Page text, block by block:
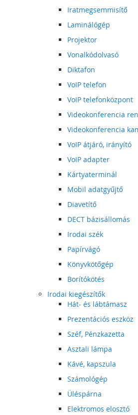
Iratmegsemmisítő
Laminálógép
Projektor
Vonalkódolvasó
Diktafon
VoIP telefon
VoIP telefonközpont
Videokonferencia
Videokonferencia
VoIP átjáró, irányító
VoIP adapter
Kártyaterminál
Mobil adatgyűjtő
Diavetítő
DECT bázisállomás
Irodai szék
Papírvágó
Könyvkötőgép
Borítókötés
Irodai kiegészítők
Hát- és lábtámasz
Prezentációs eszköz
Széf, Pénzkazetta
Asztali lámpa
Kávé, kapszula
Számológép
Üléspárna
Elektromos elosztó